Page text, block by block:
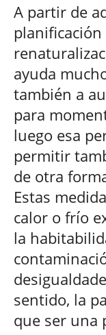
A partir de
ayuda
también a
para
luego esa
permitir
de otra
Estas
calor o frío
la
sentido, la
que ser una